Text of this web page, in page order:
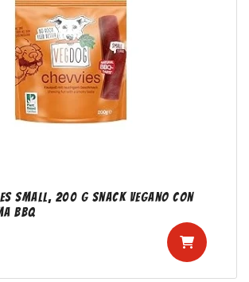
Small, 200 g Snack vegano con
BBQ